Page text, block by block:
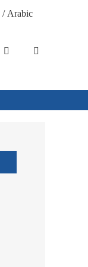
العربية / Arabic